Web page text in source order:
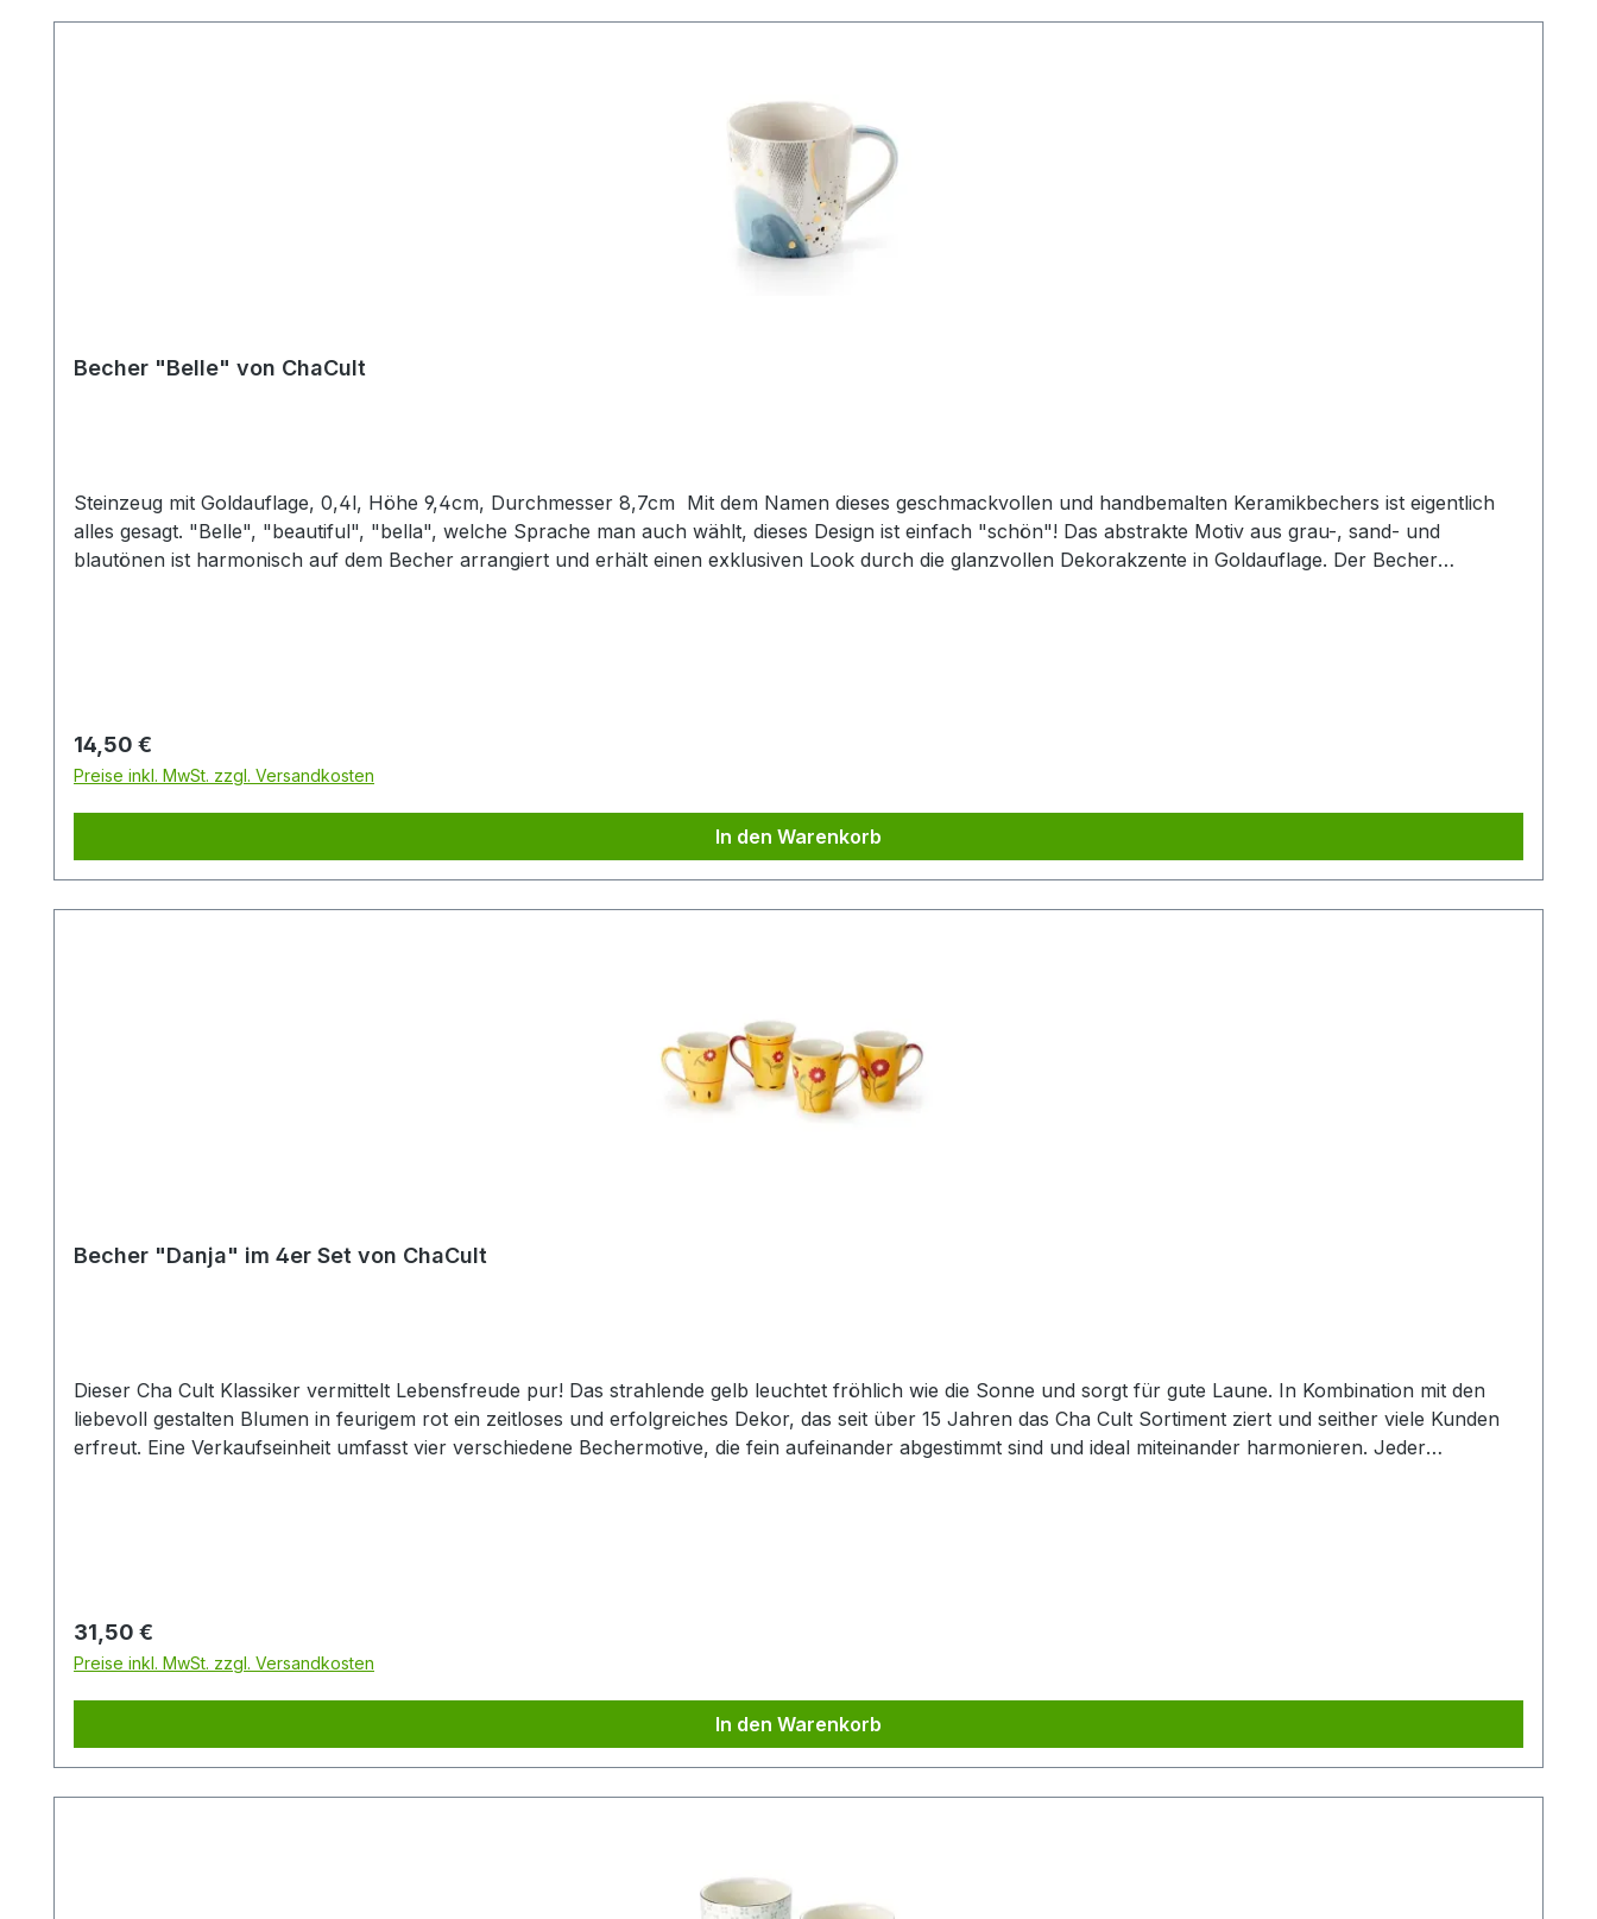
Becher "Belle" von ChaCult
Steinzeug mit Goldauflage, 0,4l, Höhe 9,4cm, Durchmesser 8,7cm Mit dem Namen dieses geschmackvollen und handbemalten Keramikbechers ist eigentlich
alles gesagt. "Belle", "beautiful", "bella", welche Sprache man auch wählt, dieses Design ist einfach "schön"! Das abstrakte Motiv aus grau-, sand- und
blautönen ist harmonisch auf dem Becher arrangiert und erhält einen exklusiven Look durch die glanzvollen Dekorakzente in Goldauflage. Der Becher
Regulärer Preis:
14,50 €
Preise inkl. MwSt. zzgl. Versandkosten
In den Warenkorb
Becher "Danja" im 4er Set von ChaCult
Dieser Cha Cult Klassiker vermittelt Lebensfreude pur! Das strahlende gelb leuchtet fröhlich wie die Sonne und sorgt für gute Laune. In Kombination mit den
liebevoll gestalten Blumen in feurigem rot ein zeitloses und erfolgreiches Dekor, das seit über 15 Jahren das Cha Cult Sortiment ziert und seither viele Kunden
erfreut. Eine Verkaufseinheit umfasst vier verschiedene Bechermotive, die fein aufeinander abgestimmt sind und ideal miteinander harmonieren. Jeder
Regulärer Preis:
31,50 €
Preise inkl. MwSt. zzgl. Versandkosten
In den Warenkorb